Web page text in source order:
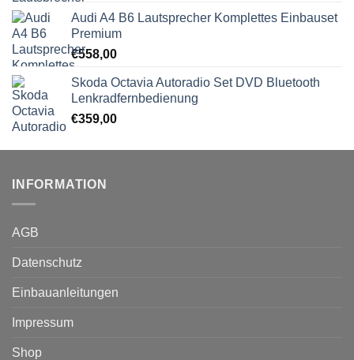
Audi A4 B6 Lautsprecher Komplettes Einbauset
Premium
€558,00
Skoda Octavia Autoradio Set DVD Bluetooth
Lenkradfernbedienung
€359,00
INFORMATION
AGB
Datenschutz
Einbauanleitungen
Impressum
Shop